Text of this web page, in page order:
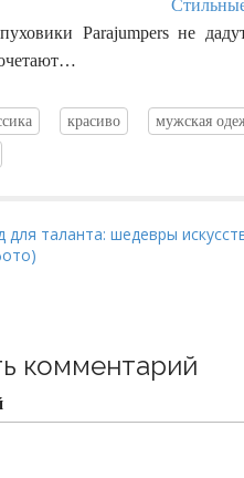
Parajumpers не
красиво
мужская
для таланта: шедевры
комментарий